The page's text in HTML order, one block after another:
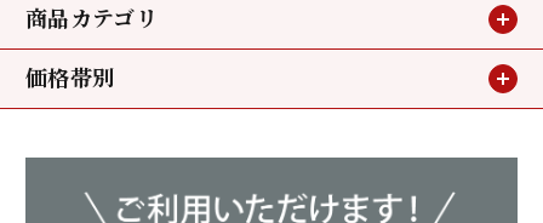
商品カテゴリ
贈り物
小鯛のささ漬
価格帯別
3,240円～5,400円